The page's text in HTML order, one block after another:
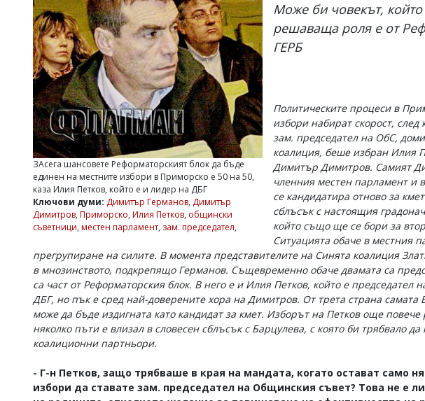
Управители:
Веселин
Василев,
v.vasilev@flagman.bg
Касабова,
k.kassabova@flagman.bg
Главен
редактор:
office@flagman.bg
Коментарите
въвеждат
читателите
редакцията
ЗАсега шансовете Реформаторският блок да бъде
единен на местните избори в Приморско е 50 на 50,
каза Илия Петков, който е и лидер на ДБГ
Ключови думи: Димитър Германов, Димитър
Димитров, Приморско, Илия Петков, общински
съветници, местен парламент, зам. председател,
Може би човекът,
решаваща роля е от
ГЕРБ
Политическите процеси в
избори набират скорост,
зам. председател на ОбС,
коалиция, беше избран Илия
Димитър Димитров. Самият
членния местен парламент и
се кандидатира отново за
сблъсък с настоящия
който също ще се бори за
Ситуацията обаче в местния
прегрупиране на силите. В момента представителите на Синята коалиция
в мнозинството, подкрепящо Германов. Същевременно обаче двамата са
са част от Реформаторския блок. В него е и Илия Петков, който е председател
ДБГ, но пък е сред най-доверените хора на Димитров. От трета страна самата
може да бъде издигната като кандидат за кмет. Изборът на Петков още повече
няколко пъти е влизал в словесен сблъсък с Барцулева, с която би трябвало
коалиционни партньори.
- Г-н Петков, защо трябваше в края на мандата, когато остават само
избори да ставате зам. председател на Общинския съвет? Това не е